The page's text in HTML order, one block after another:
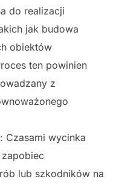
do realizacji
jak budowa
obiektów
ten powinien
z
: Czasami wycinka
lub szkodników na